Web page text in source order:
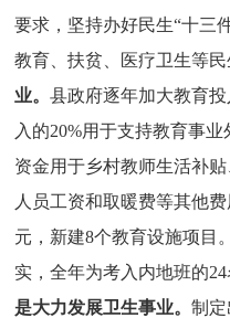
要求，坚持办好民生“十三
教育、扶贫、医疗卫生等
业。县政府逐年加大教育
入的20%用于支持教育事业
资金用于乡村教师生活补
人员工资和取暖费等其他
元，新建8个教育设施项目
实，全年为考入内地班的
是大力发展卫生事业。制